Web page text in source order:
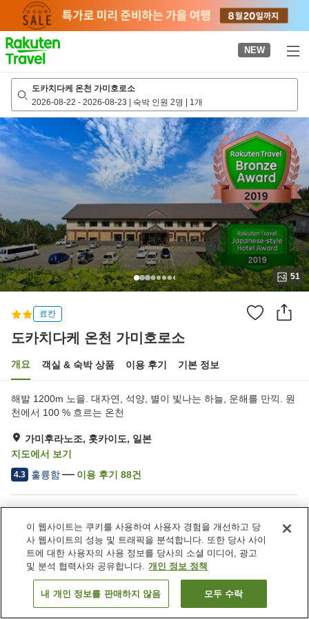
page
NEW
도카치다케 온천 가미호로소
2026-08-22 - 2026-08-23 | 숙박 인원 2명 | 1개
51
료칸
도카치다케 온천 가미호로소
개요 객실 & 숙박 상품 이용 후기 기본 정보
해발 1200m 노을. 대자연, 석양, 별이 빛나는 하늘, 운해를 만끽. 원
천에서 100 % 흐르는 온천
가미후라노조, 홋카이도, 일본
지도에서 보기
4.3 훌륭함 이용 후기 88건
주차장
사우나
레스토랑
자동판매기
객실 보기
이 웹사이트는 쿠키를 사용하여 사용자 경험을 개선하고 당
사 웹사이트의 성능 및 트래픽을 분석합니다. 또한 당사 사이
트에 대한 사용자의 사용 정보를 당사의 소셜 미디어, 광고
및 분석 협력사와 공유합니다. 개인 정보 정책
내 개인 정보를 판매하지 않음 모두 수락